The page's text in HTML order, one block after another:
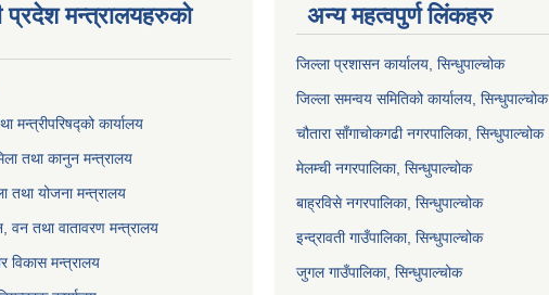
प्रदेश मन्त्रालयहरुको
मन्त्रीपरिषद्को कार्यालय
तथा कानुन मन्त्रालय
तथा योजना मन्त्रालय
वन तथा वातावरण मन्त्रालय
विकास मन्त्रालय
अन्य महत्वपुर्ण लिंकहरु
जिल्ला प्रशासन कार्यालय, सिन्धुपाल्चोक
जिल्ला समन्वय समितिको कार्यालय, सिन्धुपाल्चोक
चौतारा साँगाचोकगढी नगरपालिका, सिन्धुपाल्चोक
मेलम्ची नगरपालिका, सिन्धुपाल्चोक
बाह्रविसे नगरपालिका, सिन्धुपाल्चोक
इन्द्रावती गाउँपालिका, सिन्धुपाल्चोक
जुगल गाउँपालिका, सिन्धुपाल्चोक